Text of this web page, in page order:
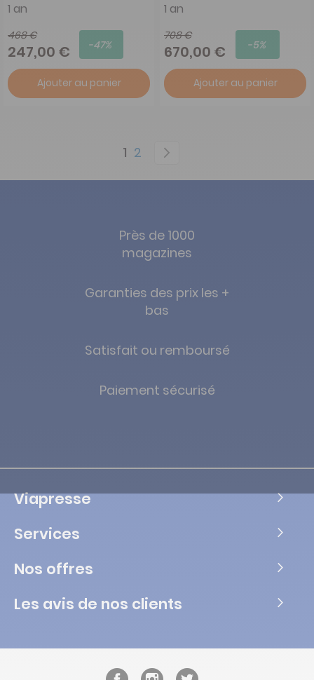
1 an
468 €
247,00 € -47%
Ajouter au panier
1 an
708 €
670,00 € -5%
Ajouter au panier
Page
You're currently reading page
1 Page
2
Près de 1000
magazines
Garanties des prix les +
bas
Satisfait ou remboursé
Paiement sécurisé
Viapresse
Services
Nos offres
Les avis de nos clients